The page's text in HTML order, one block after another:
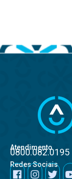
Atendimento
0800.082.0195
Redes Sociais